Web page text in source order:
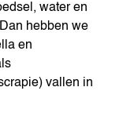
water en
hebben we
en
vallen in